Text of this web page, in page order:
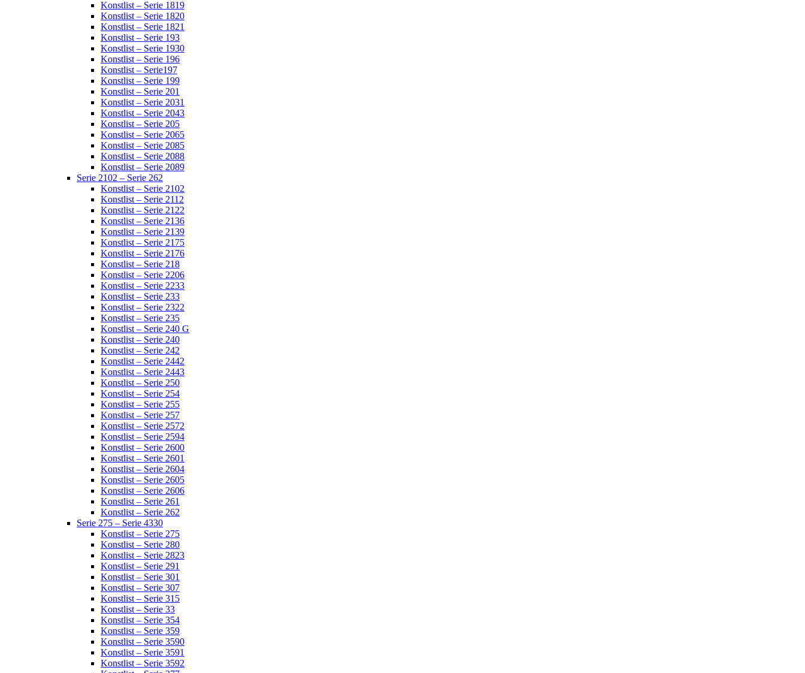
Konstlist – Serie 1819
Konstlist – Serie 1820
Konstlist – Serie 1821
Konstlist – Serie 193
Konstlist – Serie 1930
Konstlist – Serie 196
Konstlist – Serie197
Konstlist – Serie 199
Konstlist – Serie 201
Konstlist – Serie 2031
Konstlist – Serie 2043
Konstlist – Serie 205
Konstlist – Serie 2065
Konstlist – Serie 2085
Konstlist – Serie 2088
Konstlist – Serie 2089
Serie 2102 – Serie 262
Konstlist – Serie 2102
Konstlist – Serie 2112
Konstlist – Serie 2122
Konstlist – Serie 2136
Konstlist – Serie 2139
Konstlist – Serie 2175
Konstlist – Serie 2176
Konstlist – Serie 218
Konstlist – Serie 2206
Konstlist – Serie 2233
Konstlist – Serie 233
Konstlist – Serie 2322
Konstlist – Serie 235
Konstlist – Serie 240 G
Konstlist – Serie 240
Konstlist – Serie 242
Konstlist – Serie 2442
Konstlist – Serie 2443
Konstlist – Serie 250
Konstlist – Serie 254
Konstlist – Serie 255
Konstlist – Serie 257
Konstlist – Serie 2572
Konstlist – Serie 2594
Konstlist – Serie 2600
Konstlist – Serie 2601
Konstlist – Serie 2604
Konstlist – Serie 2605
Konstlist – Serie 2606
Konstlist – Serie 261
Konstlist – Serie 262
Serie 275 – Serie 4330
Konstlist – Serie 275
Konstlist – Serie 280
Konstlist – Serie 2823
Konstlist – Serie 291
Konstlist – Serie 301
Konstlist – Serie 307
Konstlist – Serie 315
Konstlist – Serie 33
Konstlist – Serie 354
Konstlist – Serie 359
Konstlist – Serie 3590
Konstlist – Serie 3591
Konstlist – Serie 3592